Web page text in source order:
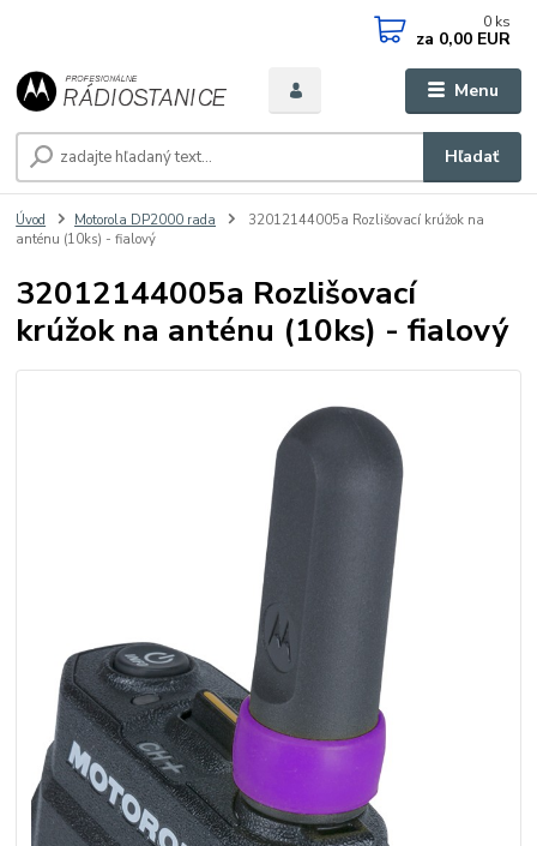
Menu
Hľadať
0 ks
za 0,00 EUR
Úvod Motorola DP2000 rada
32012144005a Rozlišovací krúžok na
anténu (10ks) - fialový
32012144005a Rozlišovací
krúžok na anténu (10ks) - fialový